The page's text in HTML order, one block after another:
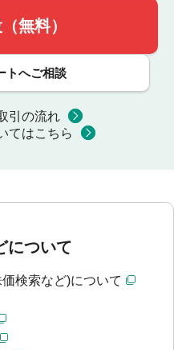
無料）
トへご相談
引の流れ
てはこちら
について
検索など)について